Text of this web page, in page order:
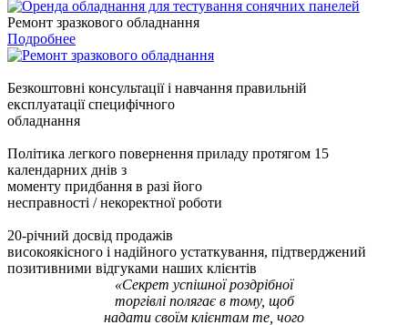
Ремонт зразкового обладнання
Подробнее
Безкоштовні консультаціїі навчання правильній
експлуатації специфічного
обладнання
Політика легкого повернення приладу протягом 15
календарних днів з
моменту придбання в разі його
несправності / некоректної роботи
20-річний досвід продажів
високоякісного і надійного устаткування, підтверджений
позитивними відгуками наших клієнтів
«Секрет успішної роздрібної
торгівлі полягає в тому, щоб
надати своїм клієнтам те, чого